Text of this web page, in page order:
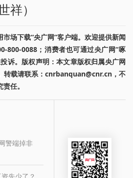
）
场下载“央广网”客户端。欢迎提供新闻
800-0088；消费者也可通过央广网“啄
诉。版权声明：本文章版权归属央广网
转载请联系：cnrbanquan@cnr.cn，不
任。
警端掉非